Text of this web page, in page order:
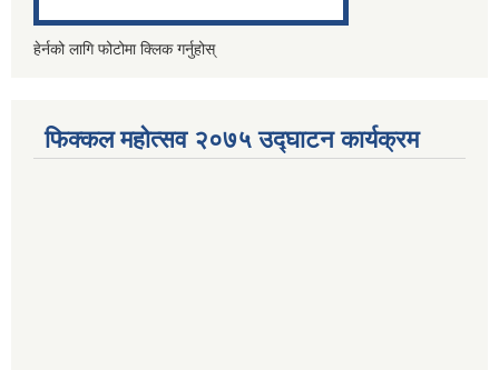
हेर्नको लागि फोटोमा क्लिक गर्नुहोस्
फिक्कल महोत्सव २०७५ उद्घाटन कार्यक्रम